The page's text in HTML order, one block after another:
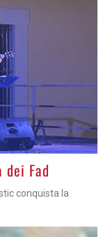
Fad
conquista la